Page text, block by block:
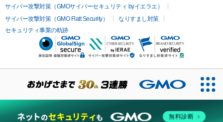
サイバー攻撃対策（GMOサイバーセキュリティ byイエラエ）
サイバー攻撃対策（GMO Flatt Security）
なりすまし対策
セキュリティ事業の軌跡
無料診断